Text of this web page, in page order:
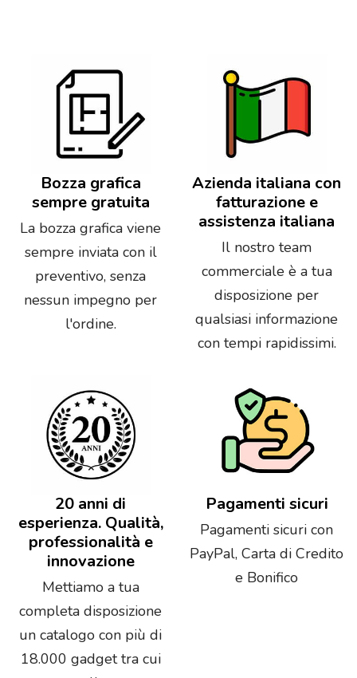
Bozza grafica
sempre gratuita
La bozza grafica viene
sempre inviata con il
preventivo, senza
nessun impegno per
l'ordine.
Azienda italiana con
fatturazione e
assistenza italiana
Il nostro team
commerciale è a tua
disposizione per
qualsiasi informazione
con tempi rapidissimi.
20 anni di
esperienza. Qualità,
professionalità e
innovazione
Mettiamo a tua
completa disposizione
un catalogo con più di
18.000 gadget tra cui
Pagamenti sicuri
Pagamenti sicuri con
PayPal, Carta di Credito
e Bonifico